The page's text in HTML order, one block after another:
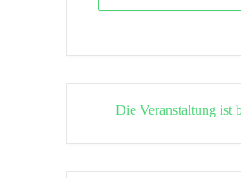
Die Veranstaltung ist